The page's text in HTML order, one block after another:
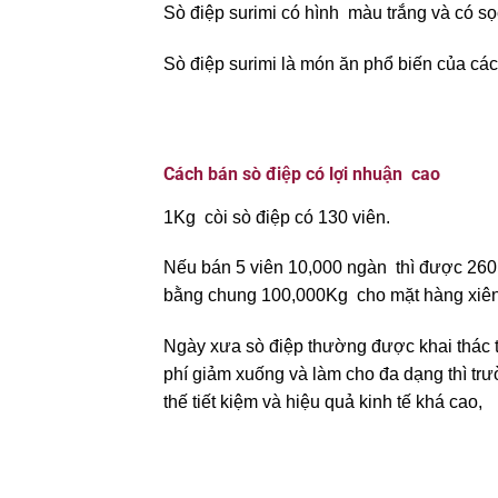
Sò điệp surimi có hình màu trắng và có
Sò điệp surimi là món ăn phổ biến của
Cách bán sò điệp có lợi nhuận cao
1Kg còi sò điệp có 130 viên.
Nếu bán 5 viên 10,000 ngàn thì được
bằng chung 100,000Kg cho mặt hàng
Ngày xưa sò điệp thường được khai
phí giảm xuống và làm cho đa dạng thì
thế tiết kiệm và hiệu quả kinh tế khá cao,